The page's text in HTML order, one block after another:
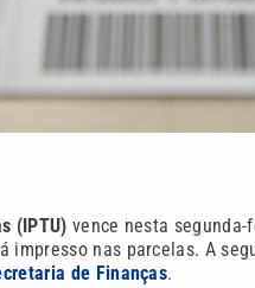
(IPTU) vence nesta
impresso nas parcelas. A
de Finanças.